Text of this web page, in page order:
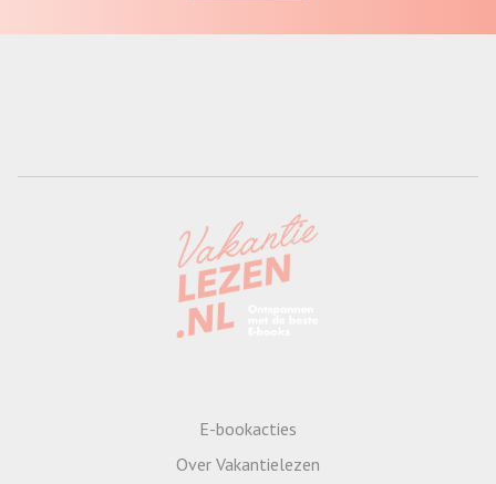
E-bookacties
Over Vakantielezen